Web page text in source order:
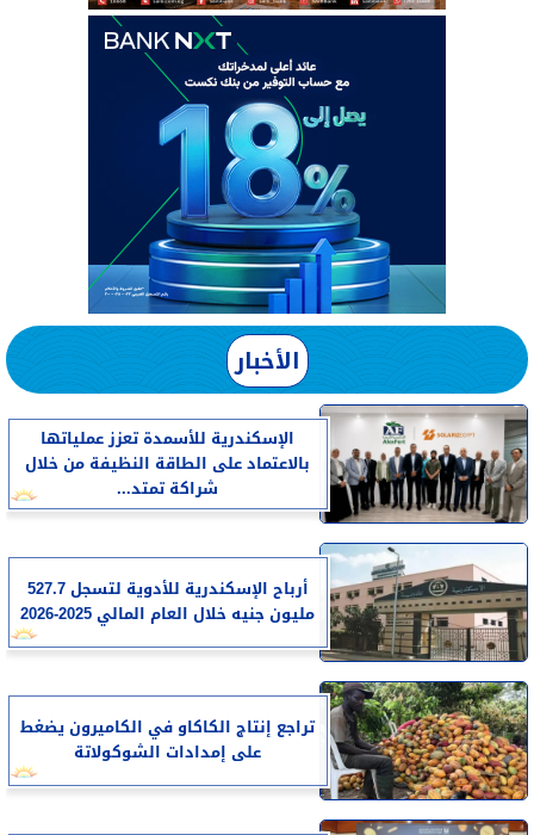
الأخبار
الإسكندرية للأسمدة تعزز عملياتها
بالاعتماد على الطاقة النظيفة من خلال
شراكة تمتد...
أرباح الإسكندرية للأدوية لتسجل 527.7
مليون جنيه خلال العام المالي 2025-2026
تراجع إنتاج الكاكاو في الكاميرون يضغط
على إمدادات الشوكولاتة